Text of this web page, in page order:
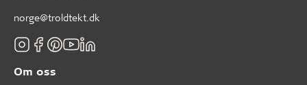
norge@troldtekt.dk
Om oss